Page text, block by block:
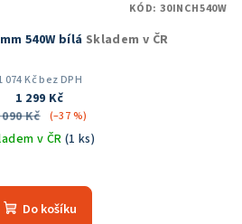
540W bílá Skladem v ČR
074 Kč bez DPH
1 299 Kč
Kč
(–37 %)
v ČR (1 ks)
Do košíku
KÓD: 30INCH540W